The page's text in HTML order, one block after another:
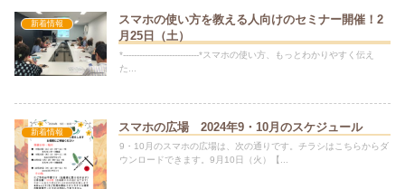
新着情報
スマホの使い方を教える人向けのセミナー開催！2
月25日（土）
*----------------------------*スマホの使い方、もっとわかりやすく伝え
た...
新着情報 スマホの広場 2024年9・10月のスケジュール
9・10月のスマホの広場は、次の通りです。チラシはこちらからダ
ウンロードできます。9月10日（火）【...